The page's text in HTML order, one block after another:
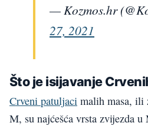
— Kozmos.hr
27, 2021
Što je isijavanje
Crveni patuljaci malih masa, ili
M, su najćešća vrsta zvijezda